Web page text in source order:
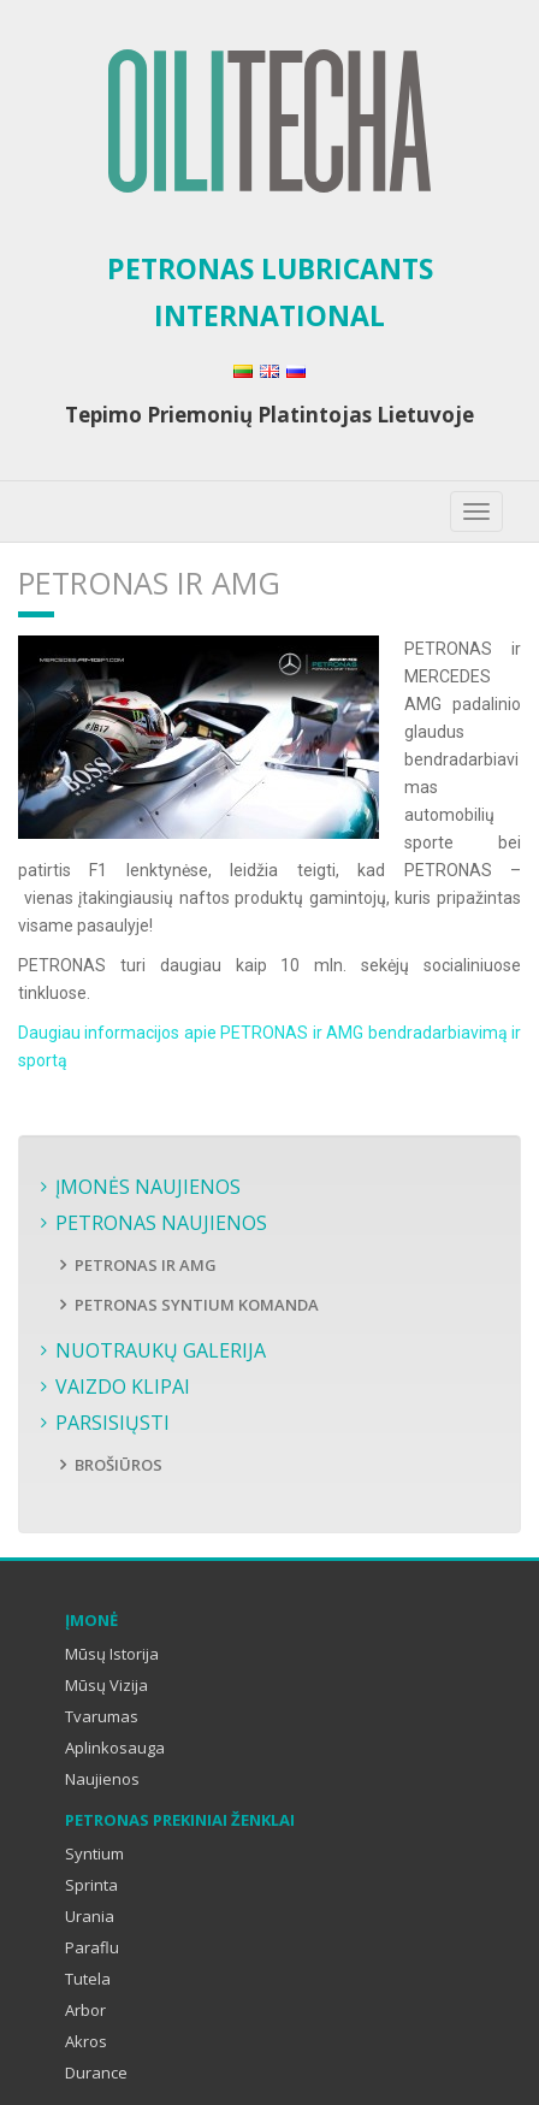
PETRONAS LUBRICANTS
INTERNATIONAL
Tepimo Priemonių Platintojas Lietuvoje
PETRONAS IR AMG
PETRONAS ir
MERCEDES
AMG padalinio
glaudus
bendradarbiavi
mas
automobilių
sporte bei
patirtis F1 lenktynėse, leidžia teigti, kad PETRONAS –
vienas įtakingiausių naftos produktų gamintojų, kuris pripažintas
visame pasaulyje!
PETRONAS turi daugiau kaip 10 mln. sekėjų socialiniuose
tinkluose.
Daugiau informacijos apie PETRONAS ir AMG bendradarbiavimą ir
sportą
ĮMONĖS NAUJIENOS
PETRONAS NAUJIENOS
PETRONAS IR AMG
PETRONAS SYNTIUM KOMANDA
NUOTRAUKŲ GALERIJA
VAIZDO KLIPAI
PARSISIŲSTI
BROŠIŪROS
ĮMONĖ
Mūsų Istorija
Mūsų Vizija
Tvarumas
Aplinkosauga
Naujienos
PETRONAS PREKINIAI ŽENKLAI
Syntium
Sprinta
Urania
Paraflu
Tutela
Arbor
Akros
Durance